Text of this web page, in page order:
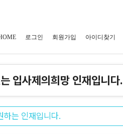
로그인 회원가입 아이디찾기
입사제의희망 인재입니다.
하는 인재입니다.